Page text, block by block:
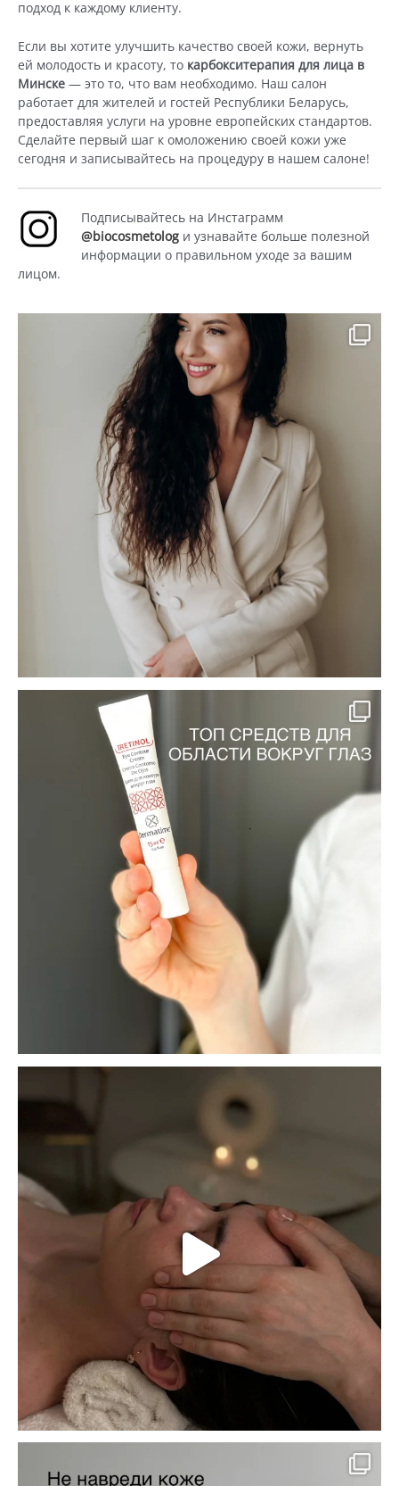
подход к каждому клиенту.
Если вы хотите улучшить качество своей кожи, вернуть
ей молодость и красоту, то карбокситерапия для лица в
Минске — это то, что вам необходимо. Наш салон
работает для жителей и гостей Республики Беларусь,
предоставляя услуги на уровне европейских стандартов.
Сделайте первый шаг к омоложению своей кожи уже
сегодня и записывайтесь на процедуру в нашем салоне!
Подписывайтесь на Инстаграмм
@biocosmetologи узнавайте больше полезной
информации о правильном уходе за вашим
лицом.